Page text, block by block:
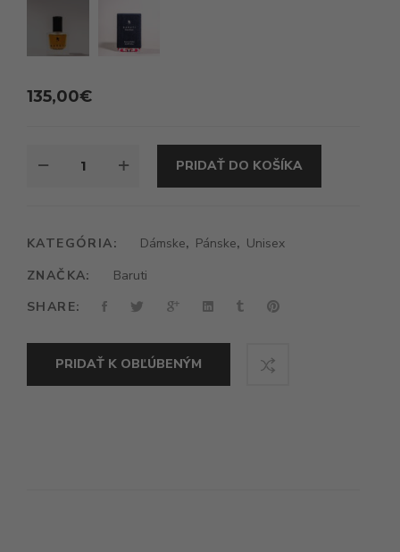
135,00€
PRIDAŤ DO KOŠÍKA
KATEGÓRIA: Dámske, Pánske, Unisex
ZNAČKA:
Baruti
SHARE:
PRIDAŤ K OBĽÚBENÝM